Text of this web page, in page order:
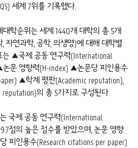
세계 7위를 기록했다.
대학순위는 세계 1440개 대학의 총 5개
자연과학, 공학, 의생명)에 대해 대학별
는 ▲국제 공동 연구력(International
논문 영향력(H-index) ▲논문당 피인용수
▲학계 평판(Academic reputation),
의 총 5가지로 구성된다.
국제 공동 연구력(International
점의 높은 점수를 받았으며, 논문 영향
피인용수(Research citations per paper)